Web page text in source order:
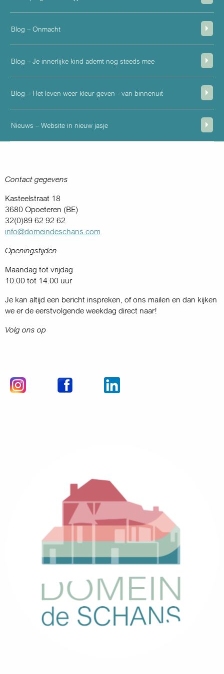
Blog – Onmacht
Blog – Je innerlijke kind ademt nog steeds mee
Blog – Het leven weer kleur geven - van binnenuit
Nieuws – Website in nieuw jasje
Contact gegevens
Kasteelstraat 18
3680 Opoeteren (BE)
32(0)89 62 92 62
info@domeindeschans.com
Openingstijden
Maandag tot vrijdag
10.00 tot 14.00 uur
Je kan altijd een bericht inspreken, of ons mailen en dan kijken
we er de eerstvolgende weekdag direct naar!
Volg ons op